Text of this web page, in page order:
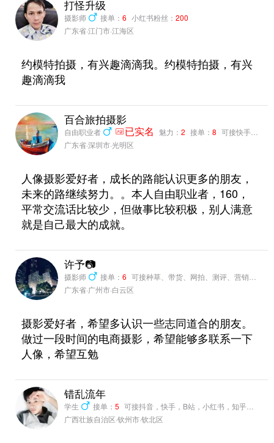
打怪升级
摄影师 接单： 6 小红书粉丝： 200
广东省·江门市·江海区
约模特拍摄，有兴趣滴滴我。约模特拍摄，有兴
趣滴滴我
百合旅拍摄影
自由职业者 已实名 魅力： 2 接单： 8 可接快手，小红书，抖音，B站种草、带货、网拍、测评、营销推广
广东省·深圳市·光明区
人像摄影爱好者，成长的路能认识更多的朋友，
未来的路继续努力。。本人自由职业者，160，
平常交流话比较少，但做事比较积极，别人满意
就是自己最大的成就。
许予📷
摄影师 接单： 6 可接种草、带货、网拍、测评、营销推广
广东省·广州市·白云区
摄影爱好者，希望多认识一些志同道合的朋友。
做过一段时间的电商摄影，希望能够多联系一下
人像，希望互勉
错乱流年
学生 接单： 5 可接抖音，快手，B站，小红书，知乎种草、带货、网拍、测评、营销推广
广西壮族自治区·钦州市·钦北区